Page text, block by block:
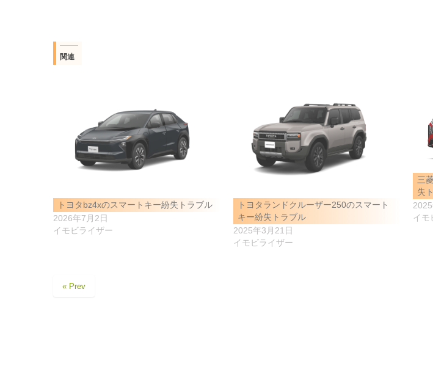
関連
トヨタbz4xのスマートキー紛失トラブル
2026年7月2日
イモビライザー
トヨタランドクルーザー250のスマート
キー紛失トラブル
2025年3月21日
イモビライザー
三
失
イモ
« Prev